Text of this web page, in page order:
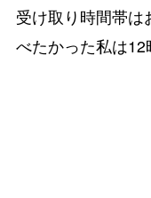
受け取り時間帯は
べたかった私は12